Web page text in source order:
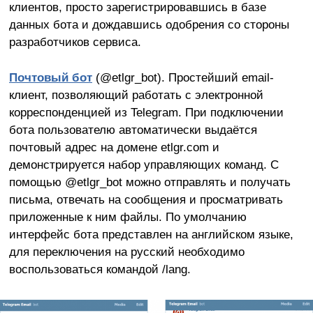
клиентов, просто зарегистрировавшись в базе
данных бота и дождавшись одобрения со стороны
разработчиков сервиса.
Почтовый бот(@etlgr_bot). Простейший email-
клиент, позволяющий работать с электронной
корреспонденцией из Telegram. При подключении
бота пользователю автоматически выдаётся
почтовый адрес на домене etlgr.com и
демонстрируется набор управляющих команд. С
помощью @etlgr_bot можно отправлять и получать
письма, отвечать на сообщения и просматривать
приложенные к ним файлы. По умолчанию
интерфейс бота представлен на английском языке,
для переключения на русский необходимо
воспользоваться командой /lang.